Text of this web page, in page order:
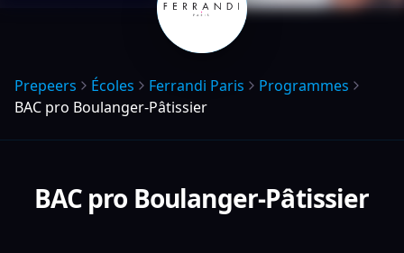
Prepeers Écoles Ferrandi Paris
Programmes
BAC pro Boulanger-Pâtissier
BAC pro Boulanger-Pâtissier